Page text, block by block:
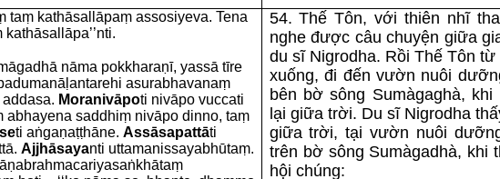
taṃ kathāsallāpaṃ assosiyeva. Tena
kathāsallāpa’’nti.
nāma pokkharaṇī, yassā tīre
asurabhavanaṃ
Moranivāpoti nivāpo vuccati
abhayena saddhiṃ nivāpo dinno, taṃ
ti aṅgaṇaṭṭhāne. Assāsapattāti
Ajjhāsayanti uttamanissayabhūtaṃ.
54. Thế Tôn, với thiên nhĩ
nghe được câu chuyện giữa
du sĩ Nigrodha. Rồi Thế Tôn
xuống, đi đến vườn nuôi
bên bờ sông Sumàgaghà,
lại giữa trời. Du sĩ Nigrodha
giữa trời, tại vườn nuôi
trên bờ sông Sumàgadhà, khi
hội chúng: